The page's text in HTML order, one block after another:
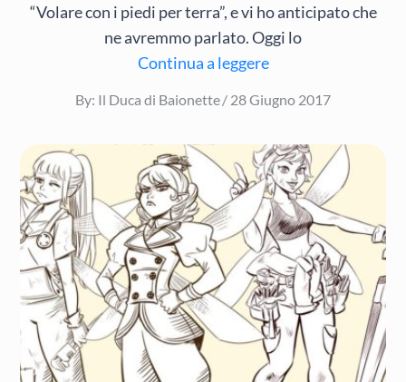
“Volare con i piedi per terra”, e vi ho anticipato che
ne avremmo parlato. Oggi lo
Continua a leggere
By: Il Duca di Baionette
Posted
28 Giugno 2017